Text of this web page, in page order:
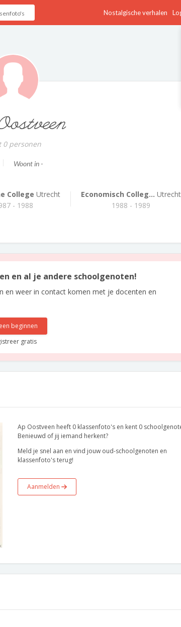
Nostalgische verhalen
0 personen
Woont in -
College Utrecht
- 1988
Economisch Colleg... Utrecht
1988 - 1989
en al je andere schoolgenoten!
en weer in contact komen met je docenten en
beginnen
gratis
Ap Oostveen heeft 0 klassenfoto's en kent 0
Benieuwd of jij iemand herkent?
Meld je snel aan en vind jouw oud-schoolgenoten en
klassenfoto's terug!
Aanmelden